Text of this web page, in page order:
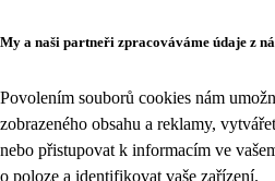
My a naši partneři zpracováváme údaje z
Povolením souborů cookies nám
zobrazeného obsahu a reklamy,
nebo přistupovat k informacím ve
o poloze a identifikovat vaše zařízení.